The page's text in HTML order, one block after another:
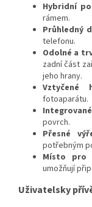
Hybridní
rámem.
Průhledný
telefonu.
Odolné a
zadní část
jeho hrany.
Vztyčené
fotoaparátu.
povrch.
Přesné
potřebným
Místo pro
umožňují
Uživatelsky